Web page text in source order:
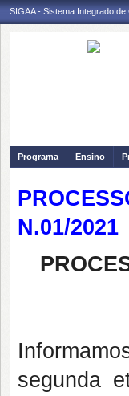
SIGAA - Sistema Integrado
Programa Ensino
N.01/2021
segunda